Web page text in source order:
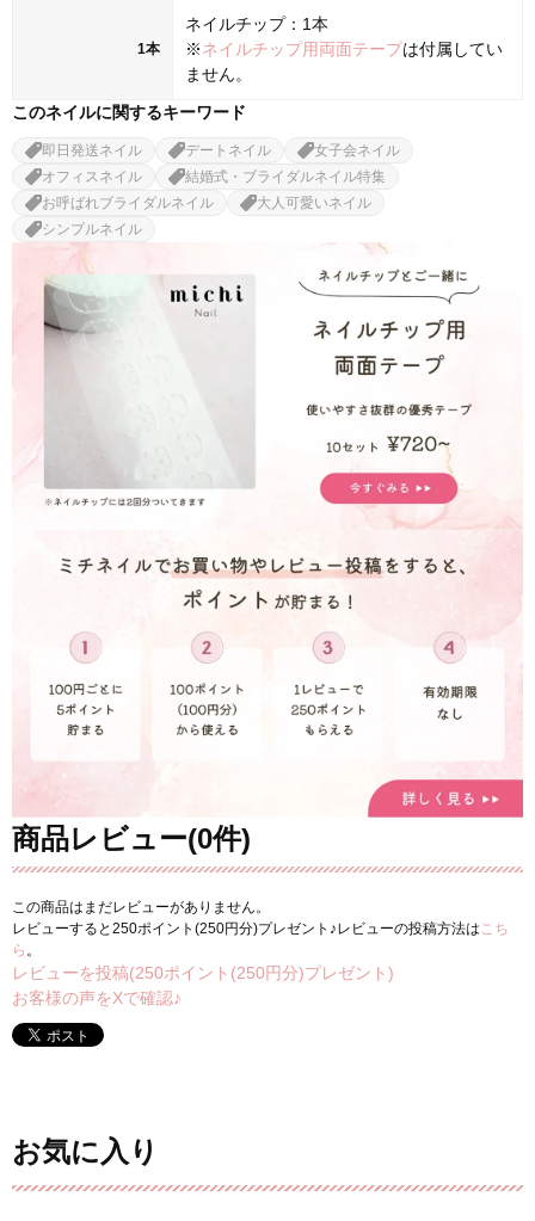
1本
ネイルチップ：1本
※ネイルチップ用両面テープは付属してい
ません。
このネイルに関するキーワード
即日発送ネイル デートネイル
女子会ネイル
オフィスネイル
結婚式・ブライダルネイル特集
お呼ばれブライダルネイル
大人可愛いネイル
シンプルネイル
商品レビュー(0件)
この商品はまだレビューがありません。
レビューすると250ポイント(250円分)プレゼント♪レビューの投稿方法は こち
ら 。
レビューを投稿(250ポイント(250円分)プレゼント)
お客様の声をXで確認♪
お気に入り